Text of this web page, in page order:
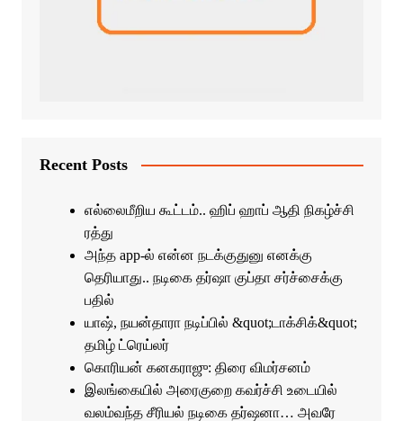
Recent Posts
எல்லைமீறிய கூட்டம்.. ஹிப் ஹாப் ஆதி நிகழ்ச்சி
ரத்து
அந்த app-ல் என்ன நடக்குதுனு எனக்கு
தெரியாது.. நடிகை தர்ஷா குப்தா சர்ச்சைக்கு
பதில்
யாஷ், நயன்தாரா நடிப்பில் &quot;டாக்சிக்&quot;
தமிழ் ட்ரெய்லர்
கொரியன் கனகராஜு: திரை விமர்சனம்
இலங்கையில் அரைகுறை கவர்ச்சி உடையில்
வலம்வந்த சீரியல் நடிகை தர்ஷனா… அவரே